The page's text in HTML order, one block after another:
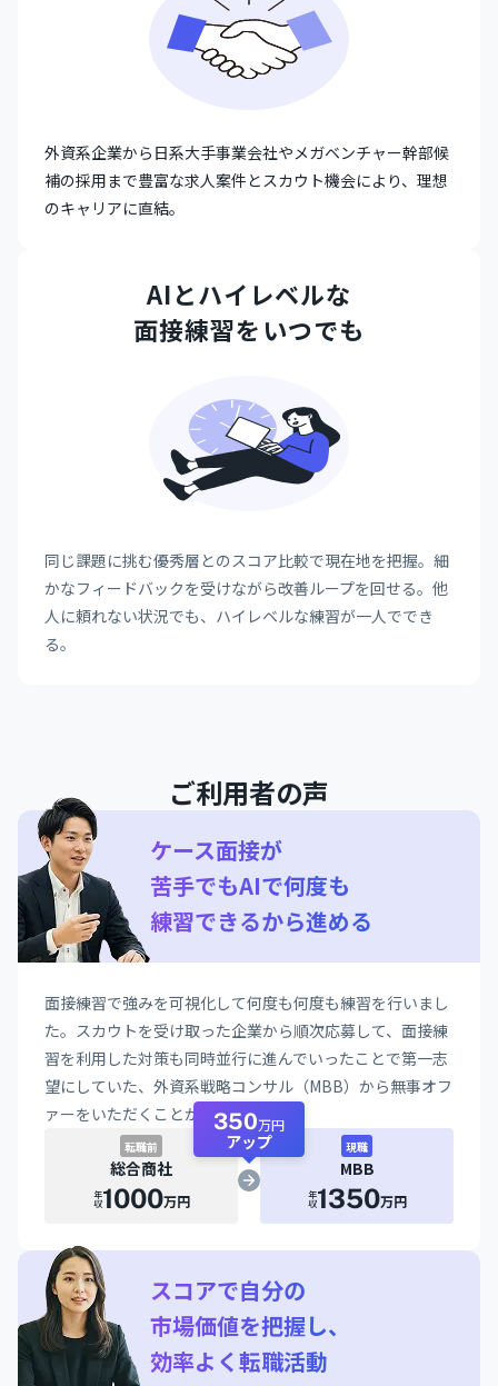
外資系企業から日系大手事業会社やメガベンチャー幹部候
補の採用まで豊富な求人案件とスカウト機会により、理想
のキャリアに直結。
AIとハイレベルな
面接練習をいつでも
同じ課題に挑む優秀層とのスコア比較で現在地を把握。細
かなフィードバックを受けながら改善ループを回せる。他
人に頼れない状況でも、ハイレベルな練習が一人ででき
る。
ご利用者の声
ケース面接が
苦手でもAIで何度も
練習できるから進める
面接練習で強みを可視化して何度も何度も練習を行いまし
た。スカウトを受け取った企業から順次応募して、面接練
習を利用した対策も同時並行に進んでいったことで第一志
望にしていた、外資系戦略コンサル（MBB）から無事オフ
ァーをいただくことができました。
転職前
総合商社
年収1000万円
現職
MBB
年収1350万円
350万円
アップ
スコアで自分の
市場価値を把握し、
効率よく転職活動